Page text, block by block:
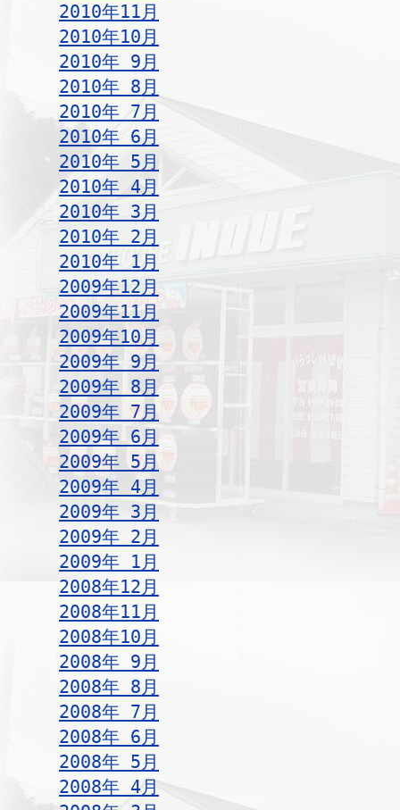
2010年11月
2010年10月
2010年 9月
2010年 8月
2010年 7月
2010年 6月
2010年 5月
2010年 4月
2010年 3月
2010年 2月
2010年 1月
2009年12月
2009年11月
2009年10月
2009年 9月
2009年 8月
2009年 7月
2009年 6月
2009年 5月
2009年 4月
2009年 3月
2009年 2月
2009年 1月
2008年12月
2008年11月
2008年10月
2008年 9月
2008年 8月
2008年 7月
2008年 6月
2008年 5月
2008年 4月